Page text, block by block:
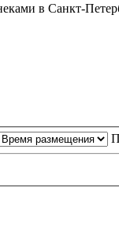
в Санкт-